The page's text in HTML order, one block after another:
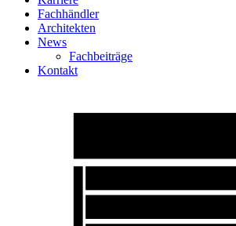
Fachhändler
Architekten
News
Fachbeiträge
Kontakt